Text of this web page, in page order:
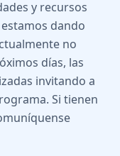
y recursos
dando
no
días, las
invitando a
Si tienen